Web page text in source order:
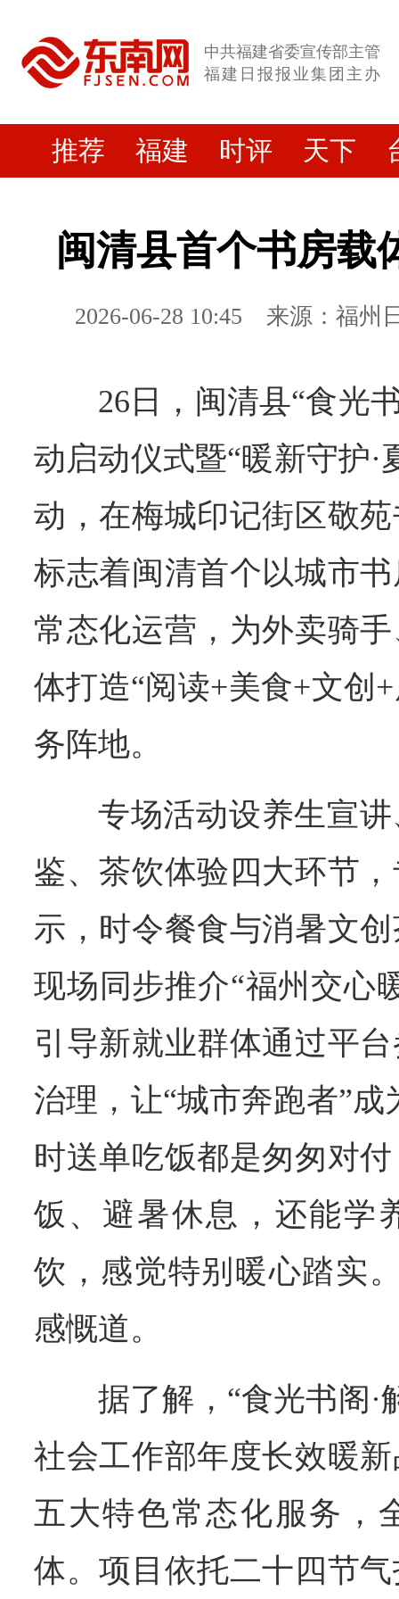
中共福建省委宣传部主管
福建日报报业集团主办
推荐 福建 时评 天下
闽清县首个书房载
2026-06-28 10:45 来源：福州
26日，闽清县“食光
动启动仪式暨“暖新守护·
动，在梅城印记街区敬
标志着闽清首个以城市
常态化运营，为外卖骑
体打造“阅读+美食+文创
务阵地。
专场活动设养生宣
鉴、茶饮体验四大环节
示，时令餐食与消暑文
现场同步推介“福州交心
引导新就业群体通过平
治理，让“城市奔跑者”成
时送单吃饭都是匆匆对
饭、避暑休息，还能学
饮，感觉特别暖心踏实
感慨道。
据了解，“食光书阁·
社会工作部年度长效暖
五大特色常态化服务，
体。项目依托二十四节